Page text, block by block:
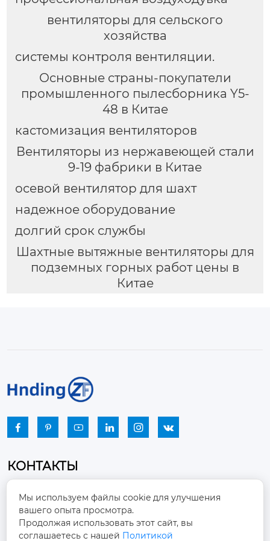
вентиляторы для сельского
хозяйства
системы контроля вентиляции.
Основные страны-покупатели
промышленного пылесборника Y5-
48 в Китае
кастомизация вентиляторов
Вентиляторы из нержавеющей стали
9-19 фабрики в Китае
осевой вентилятор для шахт
надежное оборудование
долгий срок службы
Шахтные вытяжные вентиляторы для
подземных горных работ цены в
Китае
     
КОНТАКТЫ

район Чжоуцунь, город Цзыбо, провинция
Шаньдун
Мы используем файлы cookie для улучшения
вашего опыта просмотра.
Продолжая использовать этот сайт, вы
соглашаетесь с нашей Политикой